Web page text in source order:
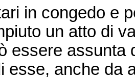
in congedo e
un atto di
essere assunta
esse, anche da